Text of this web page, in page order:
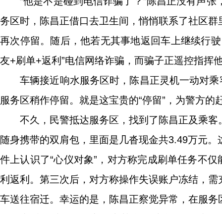
务区时，陈昌正借口去卫生间，悄悄联系了社区
再次停留。随后，他若无其事地返回车上继续行
友+刷单+返利”电信网络诈骗，而骗子正遥控指挥
车辆接近响水服务区时，陈昌正灵机一动对
服务区稍作停留。就是这宝贵的“停留”，为警方的
不久，民警抵达服务区，找到了陈昌正及乘
随身携带的双肩包，里面是几沓现金共3.49万元
件上认识了“心仪对象”，对方称完成刷单任务不
利返利。第三次后，对方称操作失误账户冻结，
车送往宿迁。幸运的是，陈昌正察觉异常，在服